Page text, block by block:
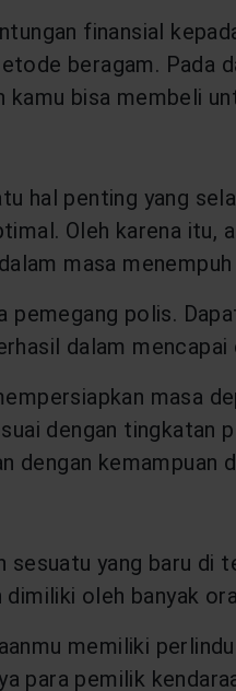
finansial
beragam. Pada
bisa membeli
hal penting yang
Oleh karena itu,
masa menempuh
pemegang polis.
dalam
masa
dengan tingkatan
dengan kemampuan
yang baru di
oleh banyak
memiliki
para pemilik